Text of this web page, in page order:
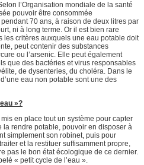
l’Organisation mondiale de la santé
pouvoir être consommée
70 ans, à raison de deux litres par
ni à long terme. Or il est bien rare
les critères auxquels une eau potable doit
peut contenir des substances
ou l’arsenic. Elle peut également
que des bactéries et virus responsables
de dysenteries, du choléra. Dans le
eau non potable sont une des
»?
en place tout un système pour capter
la rendre potable, pouvoir en disposer à
simplement son robinet, puis pour
et la restituer suffisamment propre,
pas le bon état écologique de ce dernier.
« petit cycle de l’eau ».